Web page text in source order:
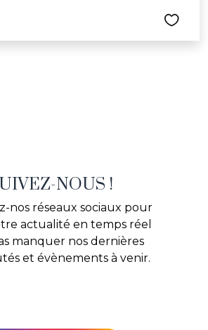
NOUS !
nos réseaux sociaux pour
actualité en temps réel
manquer nos dernières
et évènements à venir.